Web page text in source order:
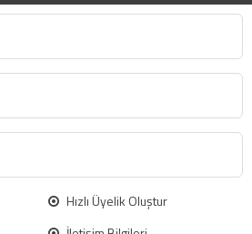
Hızlı Üyelik Oluştur